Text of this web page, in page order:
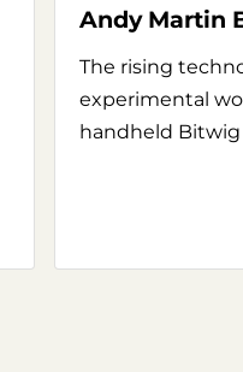
Andy Martin
The rising
experimental
handheld